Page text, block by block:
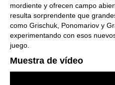
mordiente y ofrecen campo
resulta sorprendente que
como Grischuk, Ponomariov y
experimentando con esos
juego.
Muestra de vídeo